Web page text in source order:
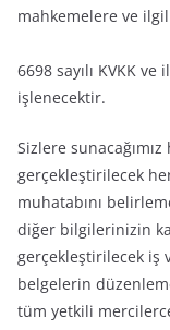
mahkemelere ve
6698 sayılı KVKK
işlenecektir.
Sizlere
gerçekleştirilecek
muhatabını
diğer bilgilerinizin
gerçekleştirilecek iş
belgelerin
tüm yetkili